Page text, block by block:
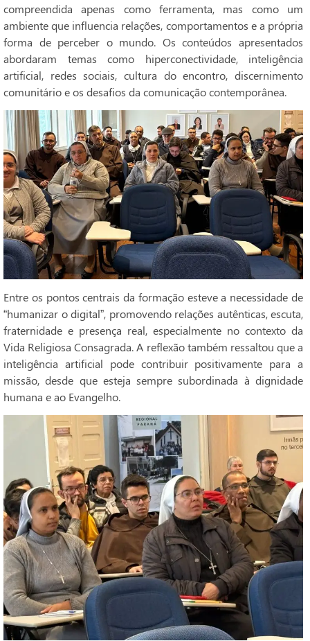
compreendida apenas como ferramenta, mas como um
ambiente que influencia relações, comportamentos e a própria
forma de perceber o mundo. Os conteúdos apresentados
abordaram temas como hiperconectividade, inteligência
artificial, redes sociais, cultura do encontro, discernimento
comunitário e os desafios da comunicação contemporânea.
Entre os pontos centrais da formação esteve a necessidade de
“humanizar o digital”, promovendo relações autênticas, escuta,
fraternidade e presença real, especialmente no contexto da
Vida Religiosa Consagrada. A reflexão também ressaltou que a
inteligência artificial pode contribuir positivamente para a
missão, desde que esteja sempre subordinada à dignidade
humana e ao Evangelho.